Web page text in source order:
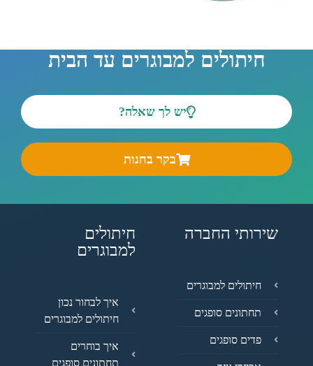
חיתולים למבוגרים עד הבית
יש לך שאלה?
בקר בחנות
שירותי החברה
חיתולים למבוגרים
תחתונים סופגים
פדים סופגים
חיתולים
למבוגרים
איך לבחור נכון
חיתולים למבוגרים
איך בוחרים
תחתונים סופגים